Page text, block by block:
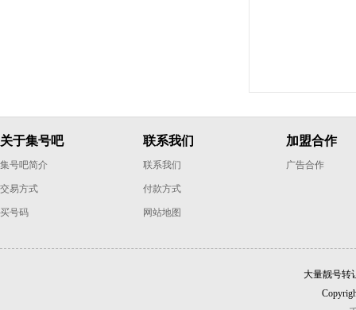
关于集号吧
集号吧简介
交易方式
买号码
联系我们
联系我们
付款方式
网站地图
加盟合作
广告合作
大量靓号转